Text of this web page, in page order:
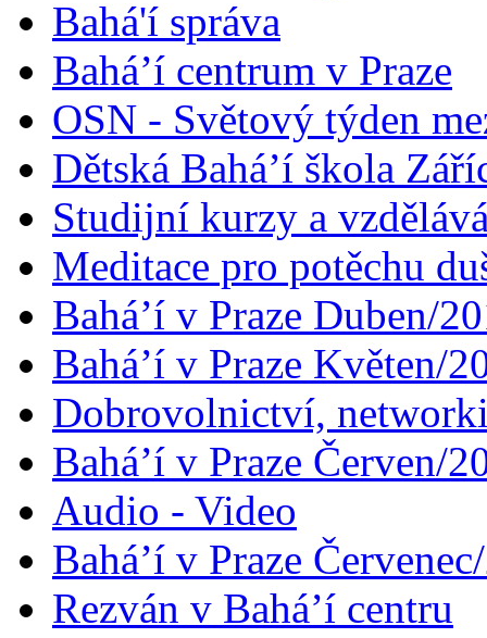
Bahá'í správa
Bahá’í centrum v Praze
OSN - Světový týden
Dětská Bahá’í škola
Studijní kurzy a
Meditace pro potěchu
Bahá’í v Praze Duben/
Bahá’í v Praze Květen/
Dobrovolnictví,
Bahá’í v Praze Červen/
Audio - Video
Bahá’í v Praze
Rezván v Bahá’í centru